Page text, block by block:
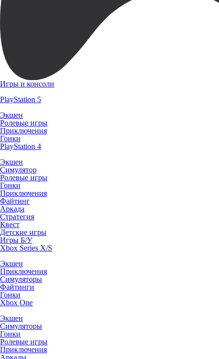
Игры и консоли
PlayStation 5
Экшен
Ролевые игры
Приключения
Гонки
PlayStation 4
Экшен
Симулятор
Ролевые игры
Гонки
Приключения
Файтинг
Аркада
Стратегия
Квест
Детские игры
Игры Б/У
Xbox Series X/S
Экшен
Приключения
Симуляторы
Файтинги
Гонки
Xbox One
Экшен
Симуляторы
Гонки
Ролевые игры
Приключения
Аркады